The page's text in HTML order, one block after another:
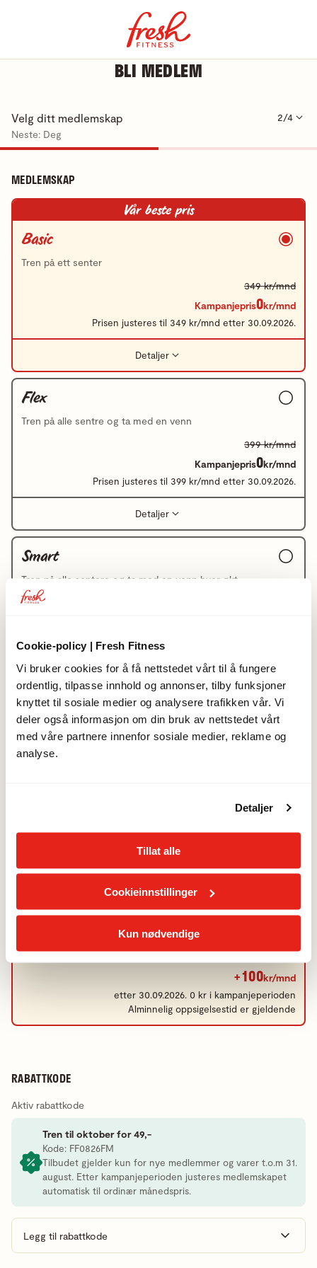
Cookie-policy | Fresh Fitness
Vi bruker cookies for å få nettstedet vårt til å fungere
ordentlig, tilpasse innhold og annonser, tilby funksjoner
knyttet til sosiale medier og analysere trafikken vår. Vi
deler også informasjon om din bruk av nettstedet vårt
med våre partnere innenfor sosiale medier, reklame og
analyse.
Detaljer
Tillat alle
Cookieinnstillinger
Kun nødvendige
BLI MEDLEM
Velg ditt medlemskap
Neste: Deg
2/4
MEDLEMSKAP
Vår beste pris
Basic
Tren på ett senter
349 kr/mnd
Kampanjepris0kr/mnd
Prisen justeres til 349 kr/mnd etter 30.09.2026.
Detaljer
Flex
Tren på alle sentre og ta med en venn
399 kr/mnd
Kampanjepris0kr/mnd
Prisen justeres til 399 kr/mnd etter 30.09.2026.
Detaljer
Smart
Tren på alle sentere og ta med en venn hver økt
Prisen justeres til 549 kr/mnd etter 30.09.2026.
Detaljer
MED ELLER UTEN BINDING
12 måneders bindingstid
12 måneders bindingstid starter fra 30.09.2026
Uten bindingstid
+100kr/mnd
etter 30.09.2026. 0 kr i kampanjeperioden
Alminnelig oppsigelsestid er gjeldende
RABATTKODE
Aktiv rabattkode
Tren til oktober for 49,-
Kode: FF0826FM
Tilbudet gjelder kun for nye medlemmer og varer t.o.m 31.
august. Etter kampanjeperioden justeres medlemskapet
automatisk til ordinær månedspris.
Legg til rabattkode